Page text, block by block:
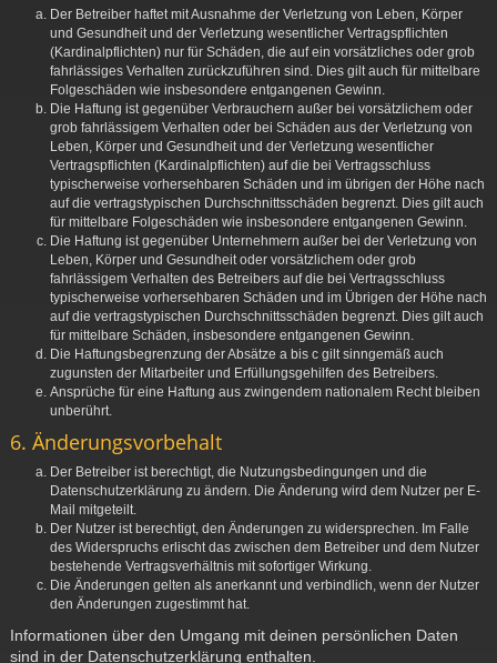
Der Betreiber haftet mit Ausnahme der Verletzung von Leben, Körper
und Gesundheit und der Verletzung wesentlicher Vertragspflichten
(Kardinalpflichten) nur für Schäden, die auf ein vorsätzliches oder grob
fahrlässiges Verhalten zurückzuführen sind. Dies gilt auch für mittelbare
Folgeschäden wie insbesondere entgangenen Gewinn.
Die Haftung ist gegenüber Verbrauchern außer bei vorsätzlichem oder
grob fahrlässigem Verhalten oder bei Schäden aus der Verletzung von
Leben, Körper und Gesundheit und der Verletzung wesentlicher
Vertragspflichten (Kardinalpflichten) auf die bei Vertragsschluss
typischerweise vorhersehbaren Schäden und im übrigen der Höhe nach
auf die vertragstypischen Durchschnittsschäden begrenzt. Dies gilt auch
für mittelbare Folgeschäden wie insbesondere entgangenen Gewinn.
Die Haftung ist gegenüber Unternehmern außer bei der Verletzung von
Leben, Körper und Gesundheit oder vorsätzlichem oder grob
fahrlässigem Verhalten des Betreibers auf die bei Vertragsschluss
typischerweise vorhersehbaren Schäden und im Übrigen der Höhe nach
auf die vertragstypischen Durchschnittsschäden begrenzt. Dies gilt auch
für mittelbare Schäden, insbesondere entgangenen Gewinn.
Die Haftungsbegrenzung der Absätze a bis c gilt sinngemäß auch
zugunsten der Mitarbeiter und Erfüllungsgehilfen des Betreibers.
Ansprüche für eine Haftung aus zwingendem nationalem Recht bleiben
unberührt.
6. Änderungsvorbehalt
Der Betreiber ist berechtigt, die Nutzungsbedingungen und die
Datenschutzerklärung zu ändern. Die Änderung wird dem Nutzer per E-
Mail mitgeteilt.
Der Nutzer ist berechtigt, den Änderungen zu widersprechen. Im Falle
des Widerspruchs erlischt das zwischen dem Betreiber und dem Nutzer
bestehende Vertragsverhältnis mit sofortiger Wirkung.
Die Änderungen gelten als anerkannt und verbindlich, wenn der Nutzer
den Änderungen zugestimmt hat.
Informationen über den Umgang mit deinen persönlichen Daten
sind in der Datenschutzerklärung enthalten.